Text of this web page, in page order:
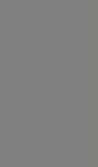
Bissingen,